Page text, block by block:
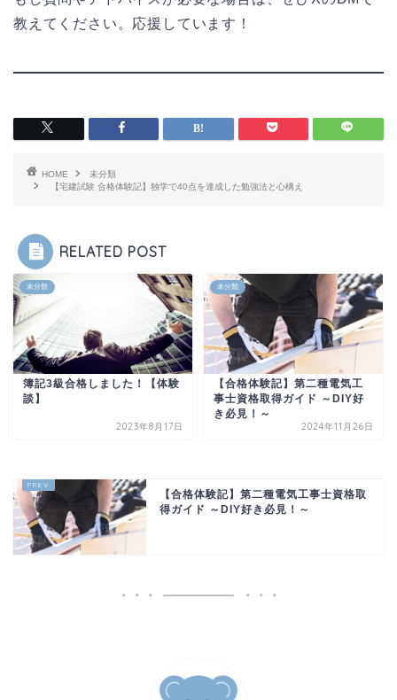
教えてください。応援しています！
HOME
未分類
【宅建試験 合格体験記】独学で40点を達成した勉強法と心構え
RELATED POST
未分類
簿記3級合格しました！【体験
談】
2023年8月17日
未分類
【合格体験記】第二種電気工
事士資格取得ガイド ～DIY好
き必見！～
2024年11月26日
【合格体験記】第二種電気工事士資格取
得ガイド ～DIY好き必見！～